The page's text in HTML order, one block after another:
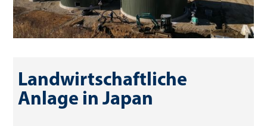
Landwirtschaftliche
Anlage in Japan